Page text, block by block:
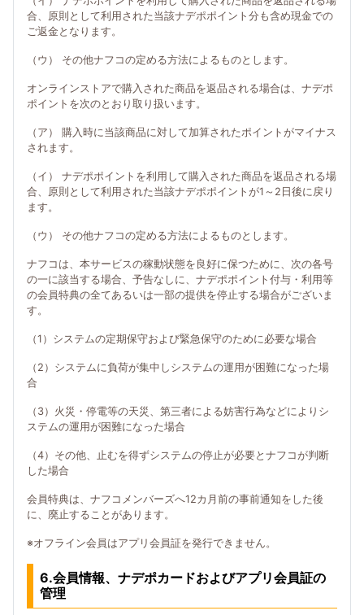
合、原則として利用された当該ナデポポイント分も含め現金での
ご返金となります。
（ウ） その他ナフコの定める方法によるものとします。
オンラインストアで購入された商品を返品される場合は、ナデポ
ポイントを次のとおり取り扱います。
（ア） 購入時に当該商品に対して加算されたポイントがマイナス
されます。
（イ） ナデポポイントを利用して購入された商品を返品される場
合、原則として利用された当該ナデポポイントが1～2日後に戻り
ます。
（ウ） その他ナフコの定める方法によるものとします。
ナフコは、本サービスの稼動状態を良好に保つために、次の各号
の一に該当する場合、予告なしに、ナデポポイント付与・利用等
の会員特典の全てあるいは一部の提供を停止する場合がございま
す。
（1）システムの定期保守および緊急保守のために必要な場合
（2）システムに負荷が集中しシステムの運用が困難になった場
合
（3）火災・停電等の天災、第三者による妨害行為などによりシ
ステムの運用が困難になった場合
（4）その他、止むを得ずシステムの停止が必要とナフコが判断
した場合
会員特典は、ナフコメンバーズへ12カ月前の事前通知をした後
に、廃止することがあります。
※オフライン会員はアプリ会員証を発行できません。
6.会員情報、ナデポカードおよびアプリ会員証の
管理